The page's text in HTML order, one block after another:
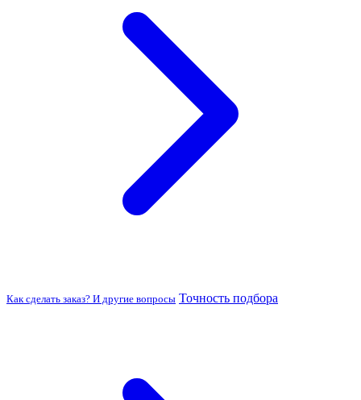
Как сделать заказ? И другие вопросы Точность подбора